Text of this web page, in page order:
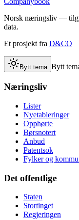
Norsk næringsliv —
data.
Et prosjekt fra D&CO
Bytt tema Bytt
Næringsliv
Lister
Nyetableringer
Opphørte
Børsnotert
Anbud
Patentsok
Fylker og
Det offentlige
Staten
Stortinget
Regjeringen